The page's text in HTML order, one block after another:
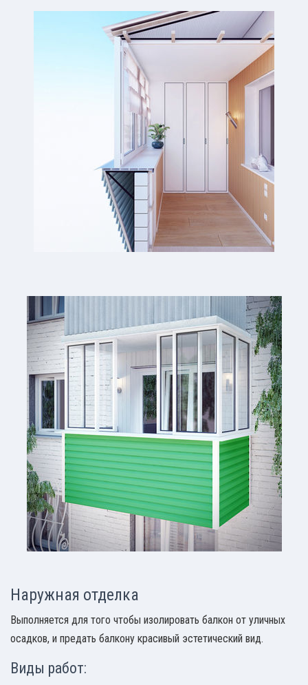
Наружная отделка
Выполняется для того чтобы изолировать балкон от уличных
осадков, и предать балкону красивый эстетический вид.
Виды работ: